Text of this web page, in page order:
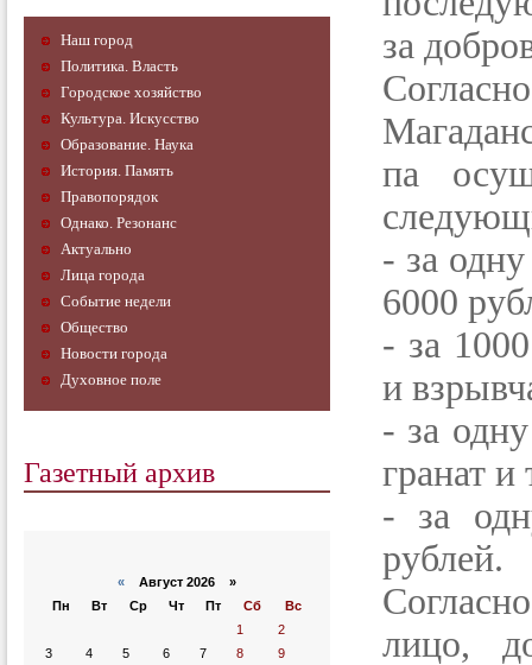
Наш город
Политика. Власть
Городское хозяйство
Культура. Искусство
Образование. Наука
История. Память
Правопорядок
Однако. Резонанс
Актуально
Лица города
Событие недели
Общество
Новости города
Духовное поле
Газетный архив
« Август 2026 »
Пн
Вт Ср Чт Пт Сб
Вс
1
2
3
4 5 6 7 8
9
за
па
- за
6000
- за
и
- за
гранат
- за
рублей.
лицо,